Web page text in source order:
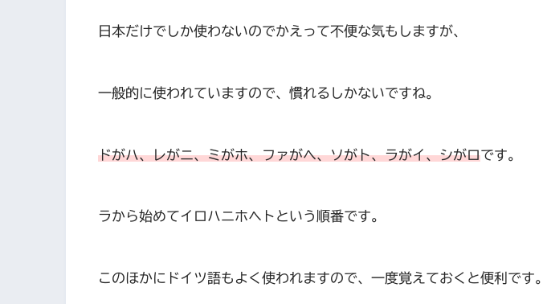
日本だけでしか使わないのでかえって不便な気もしますが、
一般的に使われていますので、慣れるしかないですね。
ドがハ、レがニ、ミがホ、ファがへ、ソがト、ラがイ、シがロです。
ラから始めてイロハニホヘトという順番です。
このほかにドイツ語もよく使われますので、一度覚えておくと便利です。